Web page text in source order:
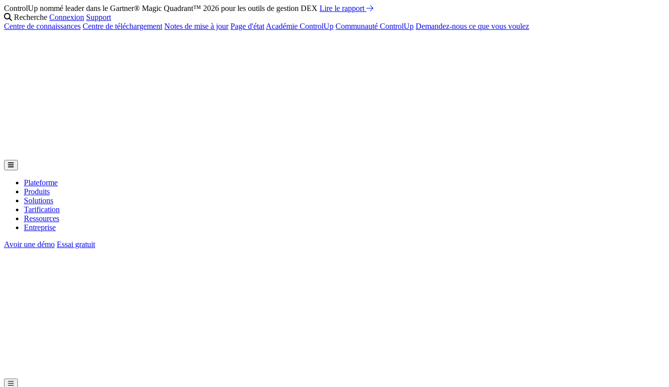
ControlUp nommé leader dans le Gartner® Magic Quadrant™ 2026 pour les outils de gestion DEX Lire le rapport
Recherche Connexion Support
Centre de connaissances Centre de téléchargement Notes de mise à jour Page d'état Académie ControlUp Communauté ControlUp Demandez-nous ce que vous voulez
Plateforme
Produits
Solutions
Tarification
Ressources
Entreprise
Avoir une démo Essai gratuit